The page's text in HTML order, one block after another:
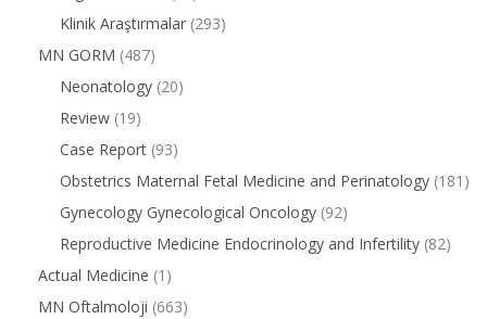
Klinik Araştırmalar (293)
MN GORM (487)
Neonatology (20)
Review (19)
Case Report (93)
Obstetrics Maternal Fetal Medicine and Perinatology (181)
Gynecology Gynecological Oncology (92)
Reproductive Medicine Endocrinology and Infertility (82)
Actual Medicine (1)
MN Oftalmoloji (663)